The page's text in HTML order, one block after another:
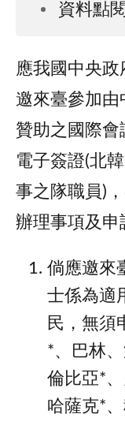
資料點
應我國中央
邀來臺參加由
贊助之國際
電子簽證(北
事之隊職員)
辦理事項及申
倘應邀來
⼠係為適
⺠，無須
*、巴林
倫比亞*
哈薩克*